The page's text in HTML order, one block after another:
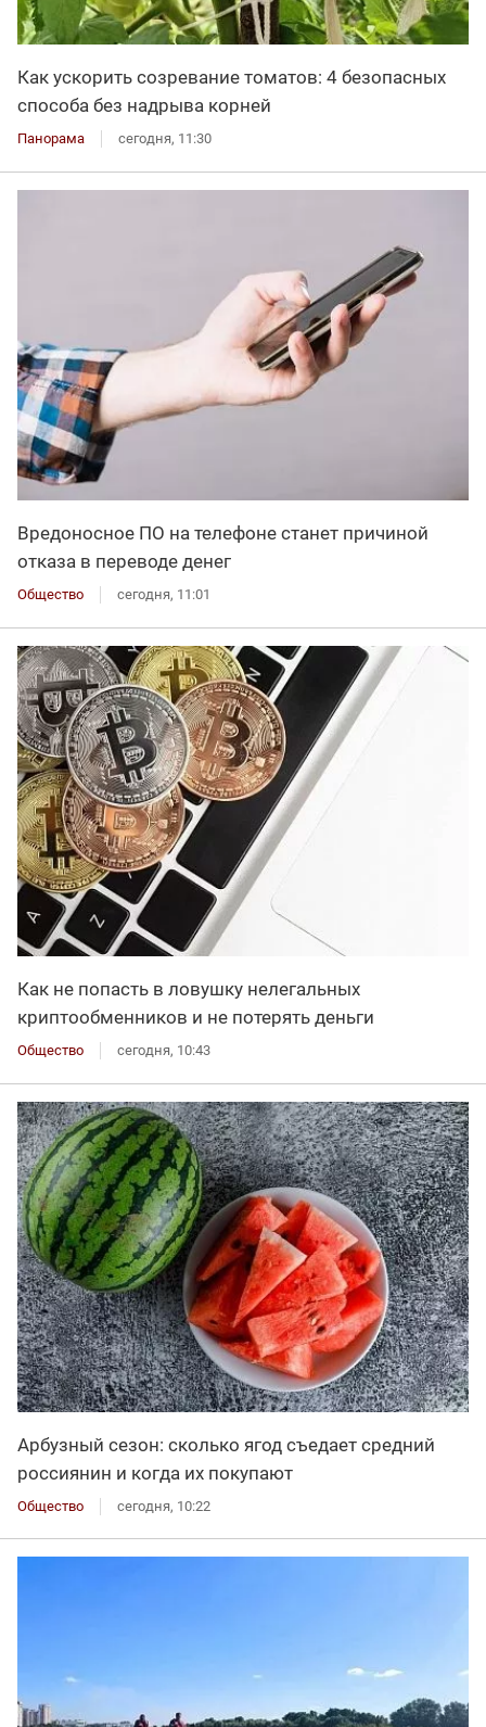
Как ускорить созревание томатов: 4 безопасных
способа без надрыва корней
Панорама сегодня, 11:30
Вредоносное ПО на телефоне станет причиной
отказа в переводе денег
Общество сегодня, 11:01
Как не попасть в ловушку нелегальных
криптообменников и не потерять деньги
Общество сегодня, 10:43
Арбузный сезон: сколько ягод съедает средний
россиянин и когда их покупают
Общество сегодня, 10:22